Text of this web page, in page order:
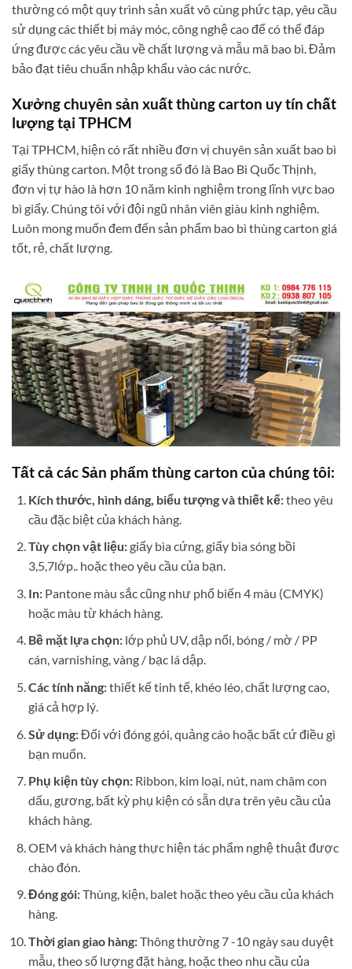
thường có một quy trình sản xuất vô cùng phức tạp, yêu cầu
sử dụng các thiết bị máy móc, công nghệ cao để có thể đáp
ứng được các yêu cầu về chất lượng và mẫu mã bao bì. Đảm
bảo đạt tiêu chuẩn nhập khẩu vào các nước.
Xưởng chuyên sản xuất thùng carton uy tín chất
lượng tại TPHCM
Tại TPHCM, hiện có rất nhiều đơn vị chuyên sản xuất bao bì
giấy thùng carton. Một trong số đó là Bao Bì Quốc Thịnh,
đơn vị tự hào là hơn 10 năm kinh nghiệm trong lĩnh vực bao
bì giấy. Chúng tôi với đội ngũ nhân viên giàu kinh nghiệm.
Luôn mong muốn đem đến sản phẩm bao bì thùng carton giá
tốt, rẻ, chất lượng.
Tất cả các Sản phẩm thùng carton của chúng tôi:
Kích thước, hình dáng, biểu tượng và thiết kế:theo yêu
cầu đặc biệt của khách hàng.
Tùy chọn vật liệu:giấy bìa cứng, giấy bìa sóng bồi
3,5,7lớp.. hoặc theo yêu cầu của bạn.
In:Pantone màu sắc cũng như phổ biến 4 màu (CMYK)
hoặc màu từ khách hàng.
Bề mặt lựa chọn:lớp phủ UV, dập nổi, bóng / mờ / PP
cán, varnishing, vàng / bạc lá dập.
Các tính năng:thiết kế tinh tế, khéo léo, chất lượng cao,
giá cả hợp lý.
Sử dụng:Đối với đóng gói, quảng cáo hoặc bất cứ điều gì
bạn muốn.
Phụ kiện tùy chọn:Ribbon, kim loại, nút, nam châm con
dấu, gương, bất kỳ phụ kiện có sẵn dựa trên yêu cầu của
khách hàng.
OEM và khách hàng thực hiện tác phẩm nghệ thuật được
chào đón.
Đóng gói:Thùng, kiện, balet hoặc theo yêu cầu của khách
hàng.
Thời gian giao hàng:Thông thường 7 -10 ngày sau duyệt
mẫu, theo số lượng đặt hàng, hoặc theo nhu cầu của